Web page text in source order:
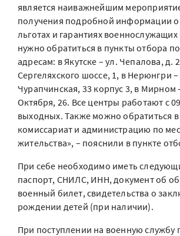
является наиважнейшим
получения подробной информации
льготах и гарантиях
нужно обратиться в пункты отбора
адресам: в Якутске – ул. Чепалова, д.
Сергеляхского шоссе, 1, в Нерюнгри –
Чурапчинская, 33 корпус 3, в Мирном
Октября, 26. Все центры работают с
выходных. Также можно обратиться
комиссариат и администрацию по
жительства», – пояснили в пункте
При себе необходимо иметь
паспорт, СНИЛС, ИНН, документ об
военный билет, свидетельства о
рождении детей (при наличии).
При поступлении на военную службу